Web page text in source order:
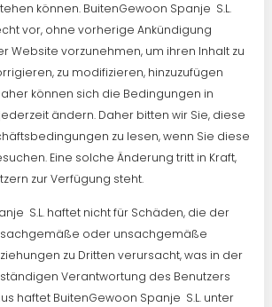
können. BuitenGewoon Spanje S.L.
vor, ohne vorherige Ankündigung
Website vorzunehmen, um ihren Inhalt zu
zu modifizieren, hinzuzufügen
können sich die Bedingungen in
ändern. Daher bitten wir Sie, diese
zu lesen, wenn Sie diese
Eine solche Änderung tritt in Kraft,
zur Verfügung steht.
S.L. haftet nicht für Schäden, die der
oder unsachgemäße
zu Dritten verursacht, was in der
Verantwortung des Benutzers
haftet BuitenGewoon Spanje S.L. unter